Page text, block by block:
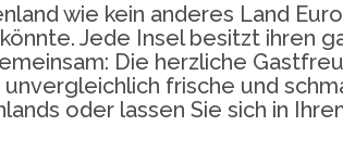
wie kein anderes Land
Jede Insel besitzt ihren
Die herzliche
frische und
oder lassen Sie sich in